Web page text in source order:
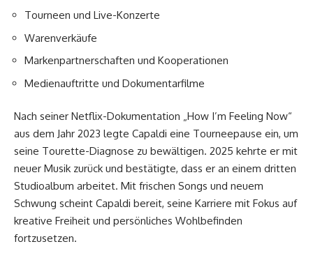
Tourneen und Live-Konzerte
Warenverkäufe
Markenpartnerschaften und Kooperationen
Medienauftritte und Dokumentarfilme
Nach seiner Netflix-Dokumentation „How I’m Feeling Now“
aus dem Jahr 2023 legte Capaldi eine Tourneepause ein, um
seine Tourette-Diagnose zu bewältigen. 2025 kehrte er mit
neuer Musik zurück und bestätigte, dass er an einem dritten
Studioalbum arbeitet. Mit frischen Songs und neuem
Schwung scheint Capaldi bereit, seine Karriere mit Fokus auf
kreative Freiheit und persönliches Wohlbefinden
fortzusetzen.